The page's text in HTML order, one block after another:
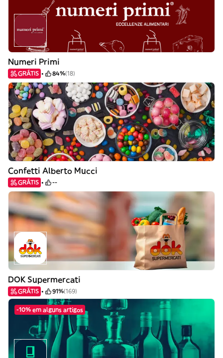
Numeri Primi
GRÁTIS 84%(18)
Confetti Alberto Mucci
GRÁTIS --
DOK Supermercati
GRÁTIS 91%(169)
-10% em alguns artigos